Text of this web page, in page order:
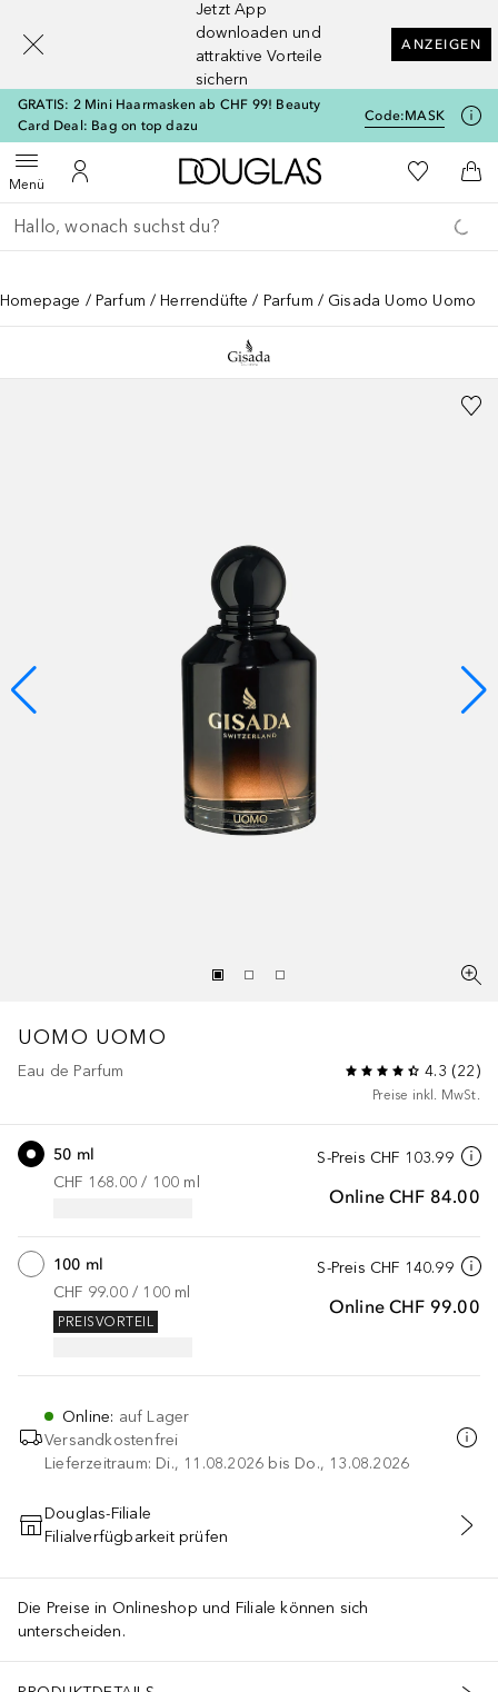
Jetzt App
downloaden und
attraktive Vorteile
sichern
ANZEIGEN
GRATIS: 2 Mini Haarmasken ab CHF 99! Beauty
Card Deal: Bag on top dazu
Code:MASK
MenüMenü öffnenZu Meinem Kundenkonto
Zur Douglas Startseite
Zu Meiner
Gehe zurück
Suche ausführen
Homepage Parfum Herrendüfte Parfum Gisada Uomo Uomo
UOMO UOMO
Eau de Parfum 4.3 (22)
Preise inkl. MwSt.
S-Preis CHF 103.99
Online CHF 84.00
50 ml
CHF 168.00 / 100 ml
S-Preis CHF 140.99
Online CHF 99.00
100 ml
CHF 99.00 / 100 ml
PREISVORTEIL
Online: auf Lager
Versandkostenfrei
Lieferzeitraum: Di., 11.08.2026 bis Do., 13.08.2026
IN DEN WARENKORB
Douglas-Filiale
Filialverfügbarkeit prüfen
Die Preise in Onlineshop und Filiale können sich
unterscheiden.
[navigation.slideout.screenreader]